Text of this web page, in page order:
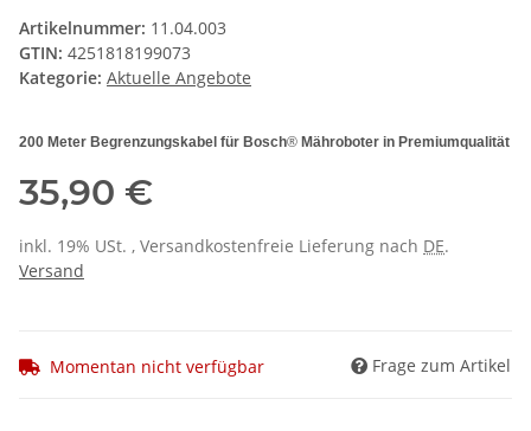
Artikelnummer: 11.04.003
GTIN: 4251818199073
Kategorie: Aktuelle Angebote
200 Meter Begrenzungskabel für Bosch® Mähroboter in Premiumqualität
35,90 €
inkl. 19% USt. , Versandkostenfreie Lieferung nach DE.
Versand
Momentan nicht verfügbar Frage zum Artikel